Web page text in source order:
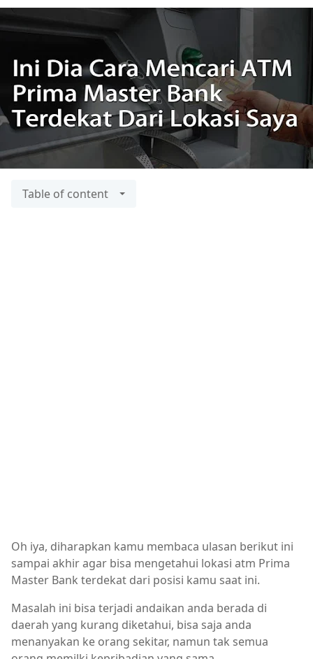
Table of content
Oh iya, diharapkan kamu membaca ulasan berikut ini
sampai akhir agar bisa mengetahui lokasi atm Prima
Master Bank terdekat dari posisi kamu saat ini.
Masalah ini bisa terjadi andaikan anda berada di
daerah yang kurang diketahui, bisa saja anda
menanyakan ke orang sekitar, namun tak semua